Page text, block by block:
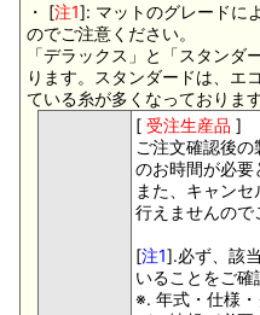
・ [注1]: マットのグレードに
のでご注意ください。
「デラックス」と「スタンダ
ります。スタンダードは、エ
ている糸が多くなっております
[ 受注生産品 ]
ご注文確認後
のお時間が必要
また、キャン
行えませんので
[注1].必ず、該
いることをご確
※. 年式・仕様